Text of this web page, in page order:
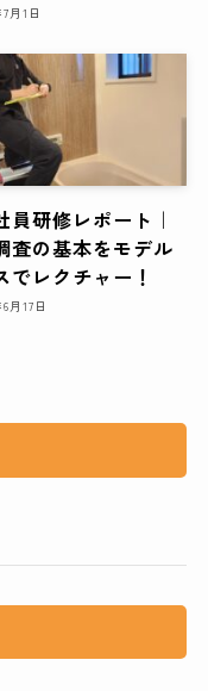
7月1日
員研修レポート｜
査の基本をモデル
でレクチャー！
月17日